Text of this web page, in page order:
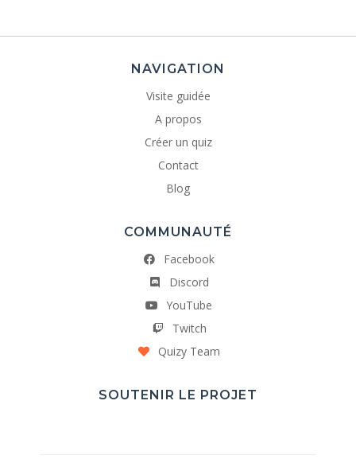
NAVIGATION
Visite guidée
A propos
Créer un quiz
Contact
Blog
COMMUNAUTÉ
Facebook
Discord
YouTube
Twitch
Quizy Team
SOUTENIR LE PROJET